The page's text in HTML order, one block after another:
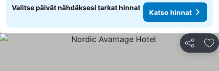
Valitse päivät nähdäksesi tarkat hinnat
Katso hinnat
Jaa